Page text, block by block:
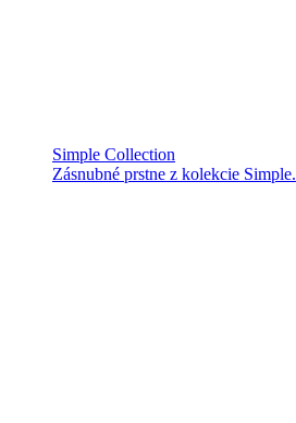
Simple Collection
Zásnubné prstne z kolekcie Simple.